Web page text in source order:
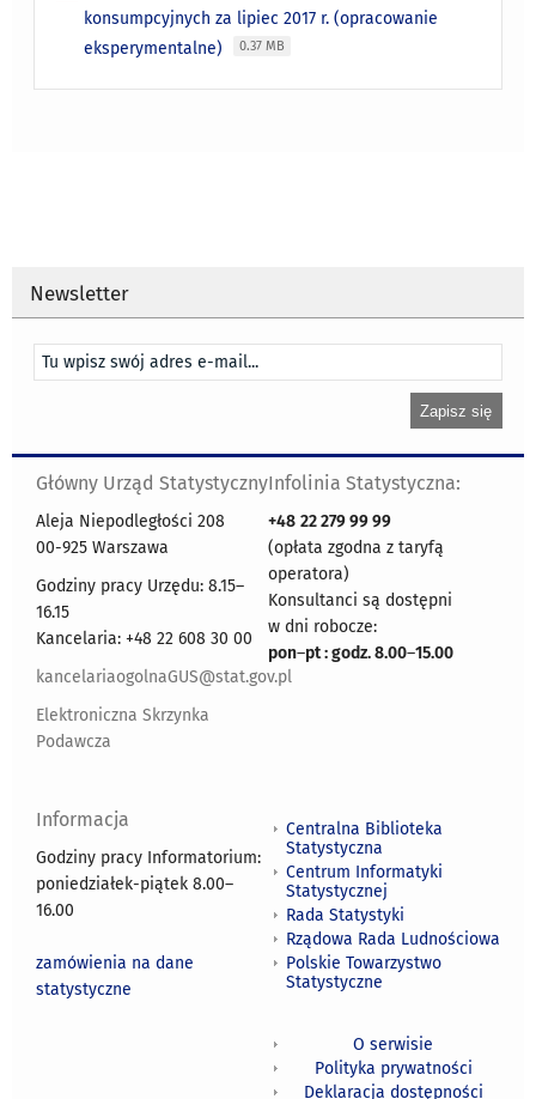
konsumpcyjnych za lipiec 2017 r. (opracowanie
eksperymentalne)
0.37 MB
Newsletter
Główny Urząd Statystyczny
Aleja Niepodległości 208
00-925 Warszawa
Godziny pracy Urzędu: 8.15–
16.15
Kancelaria: +48 22 608 30 00
kancelariaogolnaGUS@stat.gov.pl
Elektroniczna Skrzynka
Podawcza
Infolinia Statystyczna:
+48 22 279 99 99
(opłata zgodna z taryfą
operatora)
Konsultanci są dostępni
w dni robocze:
pon–pt : godz. 8.00–15.00
Informacja
Godziny pracy Informatorium:
poniedziałek-piątek 8.00–
16.00
zamówienia na dane
statystyczne
Centralna Biblioteka
Statystyczna
Centrum Informatyki
Statystycznej
Rada Statystyki
Rządowa Rada Ludnościowa
Polskie Towarzystwo
Statystyczne
O serwisie
Polityka prywatności
Deklaracja dostępności